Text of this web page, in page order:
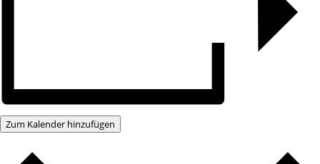
Zum Kalender hinzufügen